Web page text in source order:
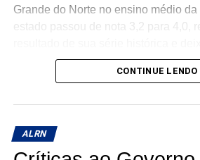
Grande do Norte no ensino médio
estado passou de nota 3,2 para 4,0,
colocação nacional ao subir seis
entre as unidades da federação.
Durante o horário das lideranças,
oposição utilizaram os dados para
qualidade da educação pública e
CONTINUE LENDO
ALRN